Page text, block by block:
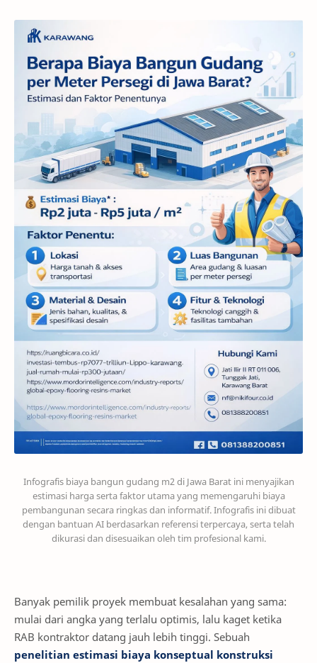
Infografis biaya bangun gudang m2 di Jawa Barat ini menyajikan
estimasi harga serta faktor utama yang memengaruhi biaya
pembangunan secara ringkas dan informatif. Infografis ini dibuat
dengan bantuan AI berdasarkan referensi terpercaya, serta telah
dikurasi dan disesuaikan oleh tim profesional kami.
Banyak pemilik proyek membuat kesalahan yang sama:
mulai dari angka yang terlalu optimis, lalu kaget ketika
RAB kontraktor datang jauh lebih tinggi. Sebuah
penelitian estimasi biaya konseptual konstruksi